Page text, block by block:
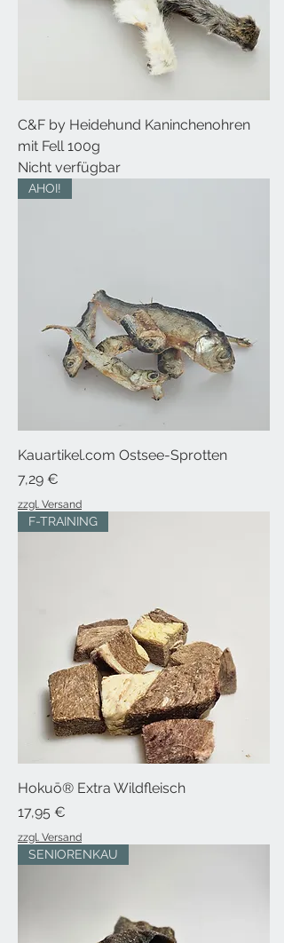
C&F by Heidehund Kaninchenohren
mit Fell 100g
Nicht verfügbar
AHOI!
Kauartikel.com Ostsee-Sprotten
Preis
7,29 €
zzgl. Versand
F-TRAINING
Hokuō® Extra Wildfleisch
Preis
17,95 €
zzgl. Versand
SENIORENKAU